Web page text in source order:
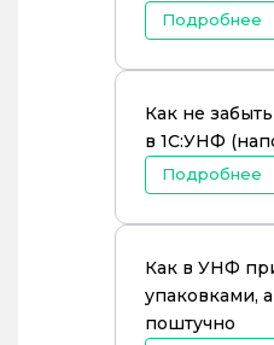
Подробнее
Как не
в 1С:УНФ
Подробнее
Как в УНФ
упаковками,
поштучно